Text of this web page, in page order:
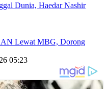
Dunia, Haedar Nashir
Lewat MBG, Dorong
05:23